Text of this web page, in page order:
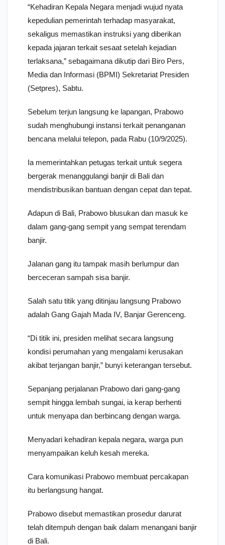
“Kehadiran Kepala Negara menjadi wujud nyata
kepedulian pemerintah terhadap masyarakat,
sekaligus memastikan instruksi yang diberikan
kepada jajaran terkait sesaat setelah kejadian
terlaksana,” sebagaimana dikutip dari Biro Pers,
Media dan Informasi (BPMI) Sekretariat Presiden
(Setpres), Sabtu.
Sebelum terjun langsung ke lapangan, Prabowo
sudah menghubungi instansi terkait penanganan
bencana melalui telepon, pada Rabu (10/9/2025).
Ia memerintahkan petugas terkait untuk segera
bergerak menanggulangi banjir di Bali dan
mendistribusikan bantuan dengan cepat dan tepat.
Adapun di Bali, Prabowo blusukan dan masuk ke
dalam gang-gang sempit yang sempat terendam
banjir.
Jalanan gang itu tampak masih berlumpur dan
berceceran sampah sisa banjir.
Salah satu titik yang ditinjau langsung Prabowo
adalah Gang Gajah Mada IV, Banjar Gerenceng.
“Di titik ini, presiden melihat secara langsung
kondisi perumahan yang mengalami kerusakan
akibat terjangan banjir,” bunyi keterangan tersebut.
Sepanjang perjalanan Prabowo dari gang-gang
sempit hingga lembah sungai, ia kerap berhenti
untuk menyapa dan berbincang dengan warga.
Menyadari kehadiran kepala negara, warga pun
menyampaikan keluh kesah mereka.
Cara komunikasi Prabowo membuat percakapan
itu berlangsung hangat.
Prabowo disebut memastikan prosedur darurat
telah ditempuh dengan baik dalam menangani banjir
di Bali.